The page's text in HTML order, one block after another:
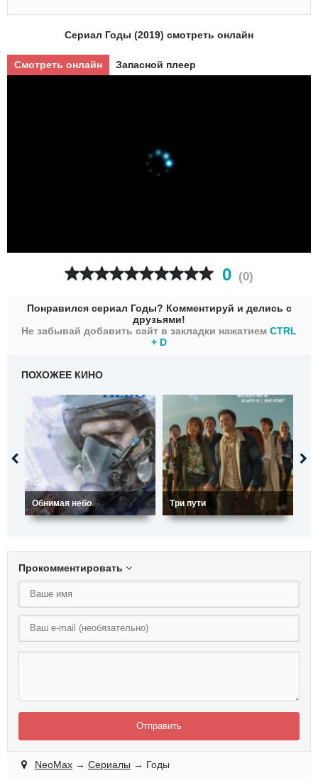
Сериал Годы (2019) смотреть онлайн
Смотреть онлайн Запасной плеер
0 (0)
Понравился сериал Годы? Комментируй и делись с
друзьями!
Не забывай добавить сайт в закладки нажатием CTRL
+ D
ПОХОЖЕЕ КИНО
Обнимая небо Три пути
Прокомментировать
Отправить
NeoMax → Сериалы → Годы